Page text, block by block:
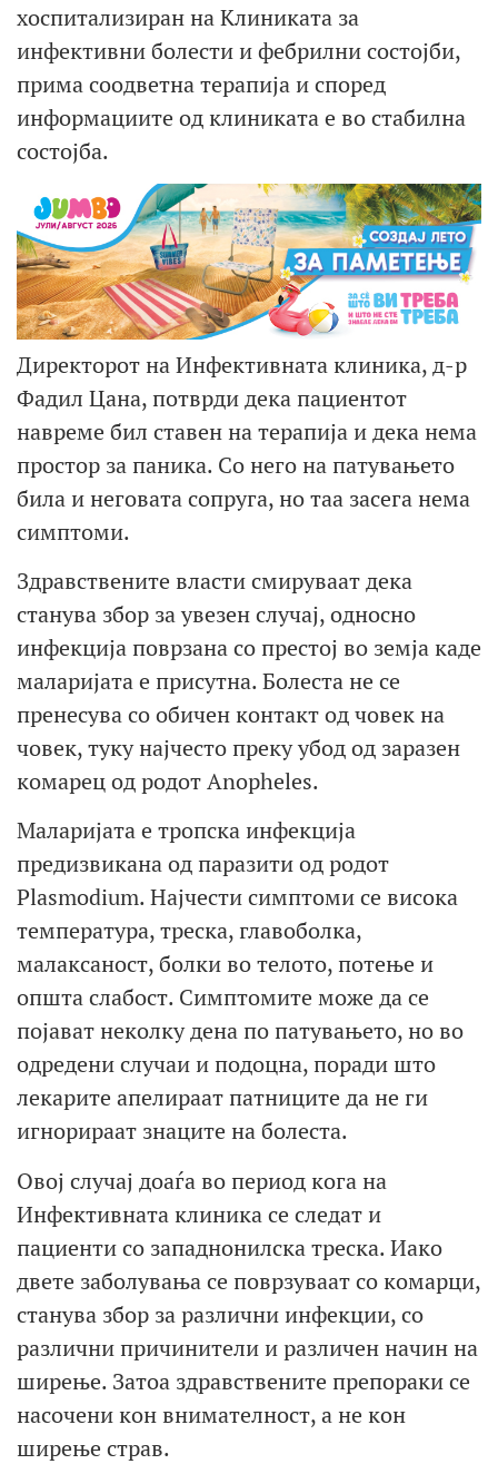
хоспитализиран на Клиниката за
инфективни болести и фебрилни состојби,
прима соодветна терапија и според
информациите од клиниката е во стабилна
состојба.
Директорот на Инфективната клиника, д-р
Фадил Цана, потврди дека пациентот
навреме бил ставен на терапија и дека нема
простор за паника. Со него на патувањето
била и неговата сопруга, но таа засега нема
симптоми.
Здравствените власти смируваат дека
станува збор за увезен случај, односно
инфекција поврзана со престој во земја каде
маларијата е присутна. Болеста не се
пренесува со обичен контакт од човек на
човек, туку најчесто преку убод од заразен
комарец од родот Anopheles.
Маларијата е тропска инфекција
предизвикана од паразити од родот
Plasmodium. Најчести симптоми се висока
температура, треска, главоболка,
малаксаност, болки во телото, потење и
општа слабост. Симптомите може да се
појават неколку дена по патувањето, но во
одредени случаи и подоцна, поради што
лекарите апелираат патниците да не ги
игнорираат знаците на болеста.
Овој случај доаѓа во период кога на
Инфективната клиника се следат и
пациенти со западнонилска треска. Иако
двете заболувања се поврзуваат со комарци,
станува збор за различни инфекции, со
различни причинители и различен начин на
ширење. Затоа здравствените препораки се
насочени кон внимателност, а не кон
ширење страв.